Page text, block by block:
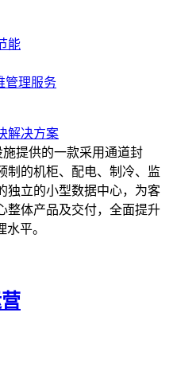
能
管理服务
解决方案
提供的一款采用通道封
制的机柜、配电、制冷、监
独立的小型数据中心，为客
整体产品及交付，全面提升
平。